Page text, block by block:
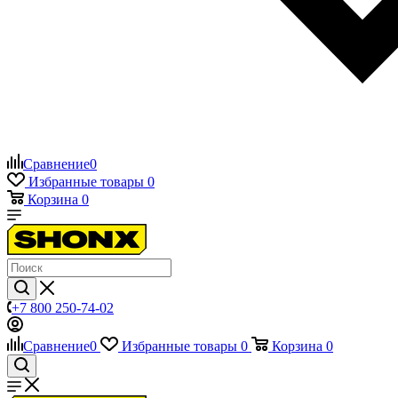
Сравнение0
Избранные товары 0
Корзина 0
+7 800 250-74-02
Сравнение0 Избранные товары 0 Корзина 0